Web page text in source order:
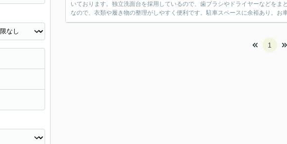
いております。独立洗面台を採用しているので、歯ブラシやドライヤーなどを
なので、衣類や履き物の整理がしやすく便利です。駐車スペースに余裕あり。お
1